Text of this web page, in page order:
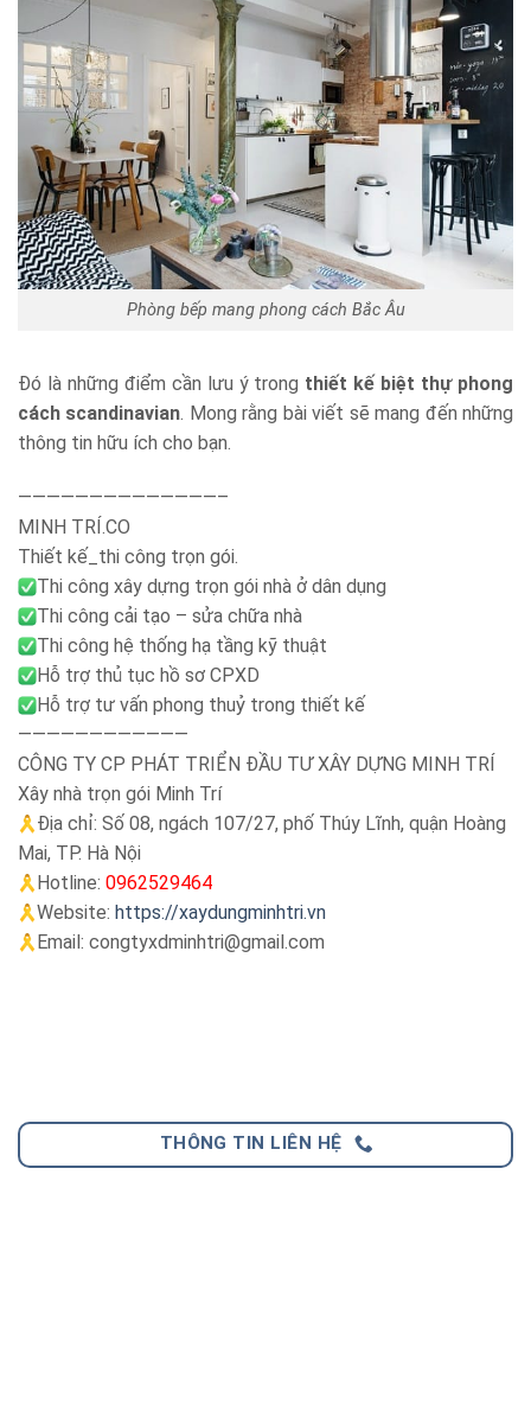
Phòng bếp mang phong cách Bắc Âu
Đó là những điểm cần lưu ý trong thiết kế biệt thự phong
cách scandinavian. Mong rằng bài viết sẽ mang đến những
thông tin hữu ích cho bạn.
——————————————–
MINH TRÍ.CO
Thiết kế_thi công trọn gói.
Thi công xây dựng trọn gói nhà ở dân dụng
Thi công cải tạo – sửa chữa nhà
Thi công hệ thống hạ tầng kỹ thuật
Hỗ trợ thủ tục hồ sơ CPXD
Hỗ trợ tư vấn phong thuỷ trong thiết kế
————————————
CÔNG TY CP PHÁT TRIỂN ĐẦU TƯ XÂY DỰNG MINH TRÍ
Xây nhà trọn gói Minh Trí
Địa chỉ: Số 08, ngách 107/27, phố Thúy Lĩnh, quận Hoàng
Mai, TP. Hà Nội
Hotline: 0962529464
Website: https://xaydungminhtri.vn
Email: congtyxdminhtri@gmail.com
THÔNG TIN LIÊN HỆ